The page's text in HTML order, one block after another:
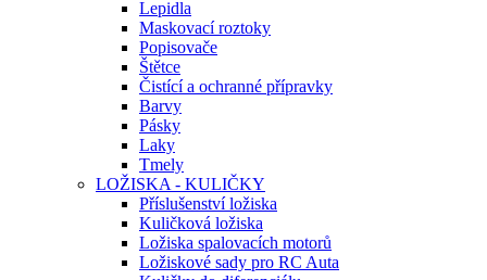
Lepidla
Maskovací roztoky
Popisovače
Štětce
Čistící a ochranné přípravky
Barvy
Pásky
Laky
Tmely
LOŽISKA - KULIČKY
Příslušenství ložiska
Kuličková ložiska
Ložiska spalovacích motorů
Ložiskové sady pro RC Auta